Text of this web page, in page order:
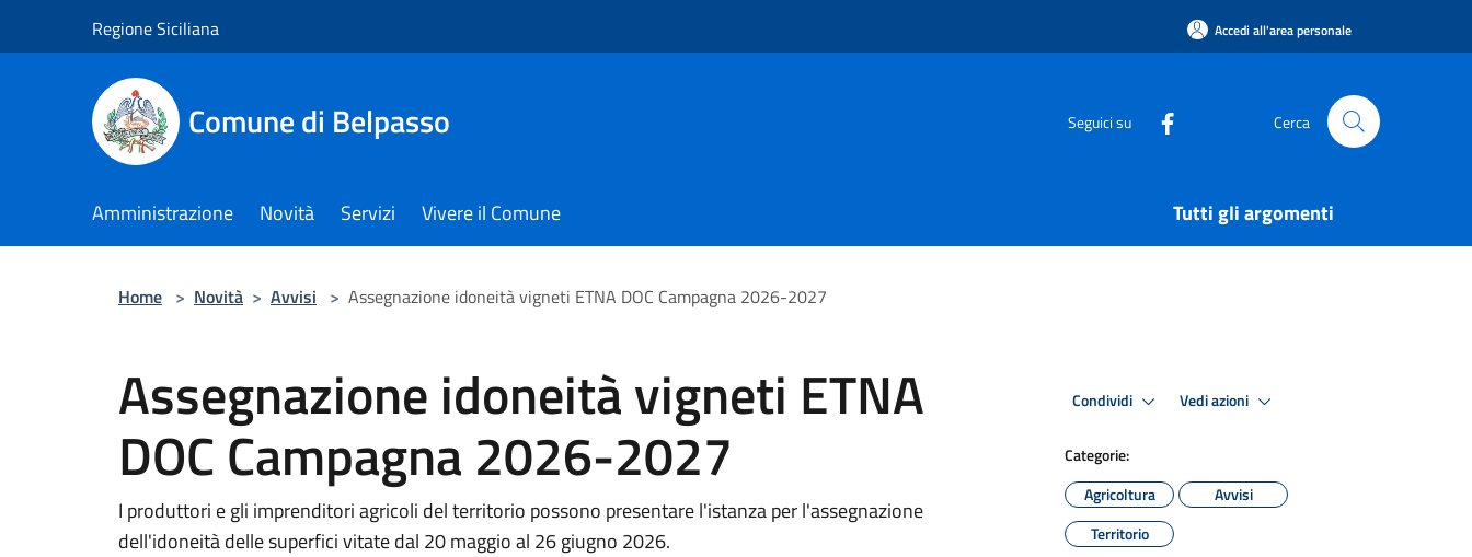
Regione Siciliana Accedi all'area personale
Comune di Belpasso Seguici su Cerca
Amministrazione Novità Servizi Vivere il Comune Tutti gli argomenti
Home > Novità > Avvisi > Assegnazione idoneità vigneti ETNA DOC Campagna 2026-2027
Assegnazione idoneità vigneti ETNA
DOC Campagna 2026-2027
I produttori e gli imprenditori agricoli del territorio possono presentare l'istanza per l'assegnazione
dell'idoneità delle superfici vitate dal 20 maggio al 26 giugno 2026.
Condividi Vedi azioni
Categorie:
Agricoltura
Avvisi
Territorio